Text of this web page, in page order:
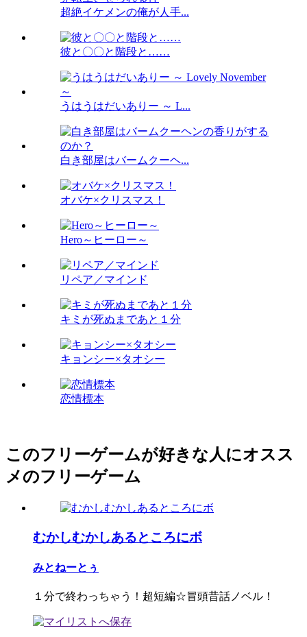
超絶イケメンの俺が人手...
彼と〇〇と階段と……
うはうはだいありー ～ L...
白き部屋はバームクーヘ...
オバケ×クリスマス！
Hero～ヒーロー～
リペア／マインド
キミが死ぬまであと１分
キョンシー×タオシー
恋情標本
このフリーゲームが好きな人にオスス
メのフリーゲーム
むかしむかしあるところにボ
みとねーとぅ
１分で終わっちゃう！超短編☆冒頭昔話ノベル！